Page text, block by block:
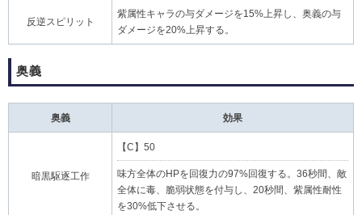
反逆スピリット
紫属性キャラの与ダメージを15%上昇し、奥義の与
ダメージを20%上昇する。
奥義
奥義 効果
暗黒駆逐工作
【C】50
味方全体のHPを回復力の97%回復する。36秒間、敵
全体に毒、脆弱状態を付与し、20秒間、紫属性耐性
を30%低下させる。